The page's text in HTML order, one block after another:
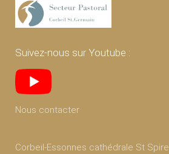
Suivez-nous sur Youtube :
Nous contacter
Corbeil-Essonnes cathédrale St Spire